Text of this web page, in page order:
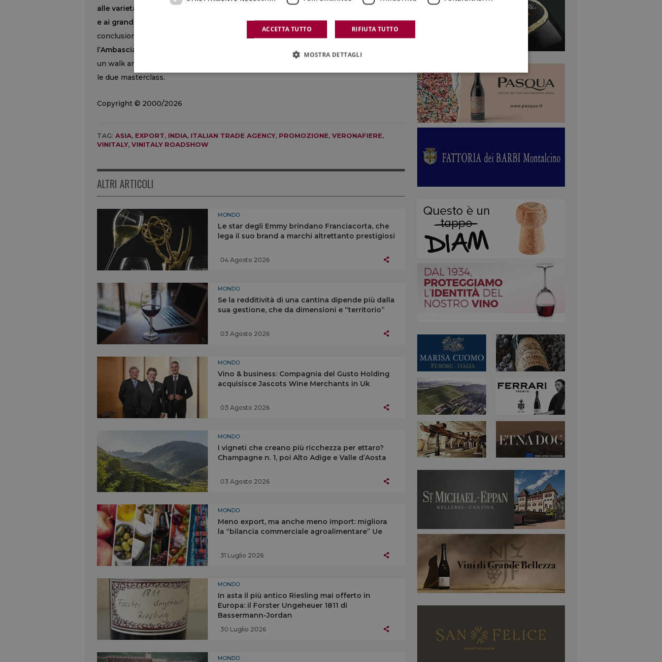
alle varietà autoctone, mettendo a fuoco i fondamenti dell’espressione del terroir -
e ai grandi territori del rosso italiano tra identità regionali ed evoluzione stilistica.A
conclusione si terrà una
una cena di gala all’Ambasciata d’Italia a New Delhi con
l’Ambasciatore Antonio Bartoli
. Il programma prosegue, poi, il 18 gennaio a
un walk around tasting ospitato all’hotel Taj Cidade de Goa dove verranno riproposte
le due masterclass.
Copyright © 2000/2026
TAG: ASIA, EXPORT, INDIA, ITALIAN TRADE AGENCY, PROMOZIONE, VERONAFIERE,
VINITALY, VINITALY ROADSHOW
ALTRI ARTICOLI
MONDO
Le star degli Emmy brindano Franciacorta, che
lega il suo brand a marchi altrettanto prestigiosi
04 Agosto 2026
MONDO
Se la redditività di una cantina dipende più dalla
sua gestione, che da dimensioni e “territorio”
03 Agosto 2026
MONDO
Vino & business: Compagnia del Gusto Holding
acquisisce Jascots Wine Merchants in Uk
03 Agosto 2026
MONDO
I vigneti che creano più ricchezza per ettaro?
Champagne n. 1, poi Alto Adige e Valle d’Aosta
03 Agosto 2026
MONDO
Meno export, ma anche meno import: migliora
la “bilancia commerciale agroalimentare” Ue
31 Luglio 2026
MONDO
In asta il più antico Riesling mai offerto in
Europa: il Forster Ungeheuer 1811 di
Bassermann-Jordan
30 Luglio 2026
MONDO
ACCETTA TUTTO RIFIUTA TUTTO
MOSTRA DETTAGLI